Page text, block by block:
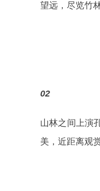
望远，尽览竹
02
山林之间上演
美，近距离观